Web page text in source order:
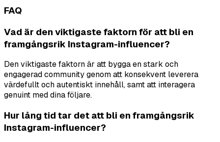
FAQ
Vad är den viktigaste faktorn för att bli en
framgångsrik Instagram-influencer?
Den viktigaste faktorn är att bygga en stark och
engagerad community genom att konsekvent leverera
värdefullt och autentiskt innehåll, samt att interagera
genuint med dina följare.
Hur lång tid tar det att bli en framgångsrik
Instagram-influencer?